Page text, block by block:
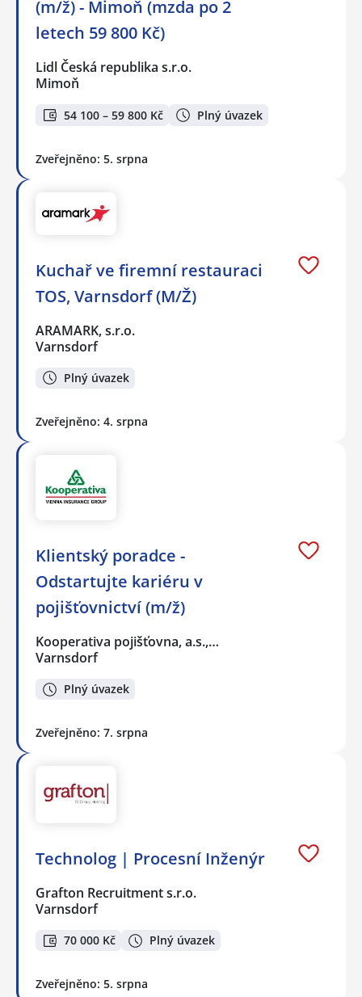
(m/ž) - Mimoň (mzda po 2
letech 59 800 Kč)
Lidl Česká republika s.r.o.
Mimoň
54 100 – 59 800 Kč Plný úvazek
Zveřejněno: 5. srpna
Kuchař ve firemní restauraci
TOS, Varnsdorf (M/Ž)
ARAMARK, s.r.o.
Varnsdorf
Plný úvazek
Zveřejněno: 4. srpna
Klientský poradce -
Odstartujte kariéru v
pojišťovnictví (m/ž)
Kooperativa pojišťovna, a.s.,…
Varnsdorf
Plný úvazek
Zveřejněno: 7. srpna
Technolog | Procesní Inženýr
Grafton Recruitment s.r.o.
Varnsdorf
70 000 Kč Plný úvazek
Zveřejněno: 5. srpna